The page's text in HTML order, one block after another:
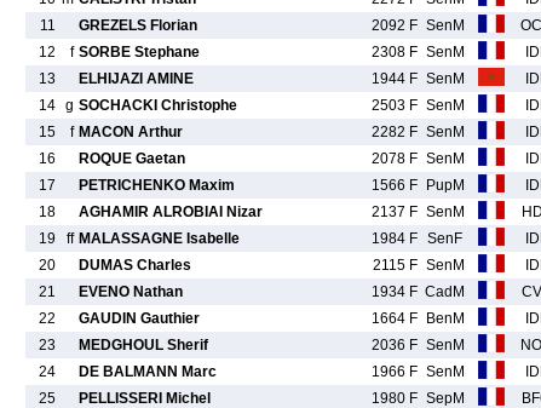
11
GREZELS Florian 2092 F SenM
12
f SORBE Stephane 2308 F SenM
13
ELHIJAZI AMINE 1944 F SenM
14 g SOCHACKI Christophe 2503 F SenM
15
f MACON Arthur 2282 F SenM
16
ROQUE Gaetan 2078 F SenM
17
PETRICHENKO Maxim 1566 F PupM
18
AGHAMIR ALROBIAI Nizar 2137 F SenM
19
ff MALASSAGNE Isabelle 1984 F SenF
20
DUMAS Charles 2115 F SenM
21
EVENO Nathan 1934 F CadM
22
GAUDIN Gauthier 1664 F BenM
23
MEDGHOUL Sherif 2036 F SenM
24
DE BALMANN Marc 1966 F SenM
25
PELLISSERI Michel 1980 F SepM